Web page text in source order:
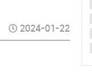
2024-01-22